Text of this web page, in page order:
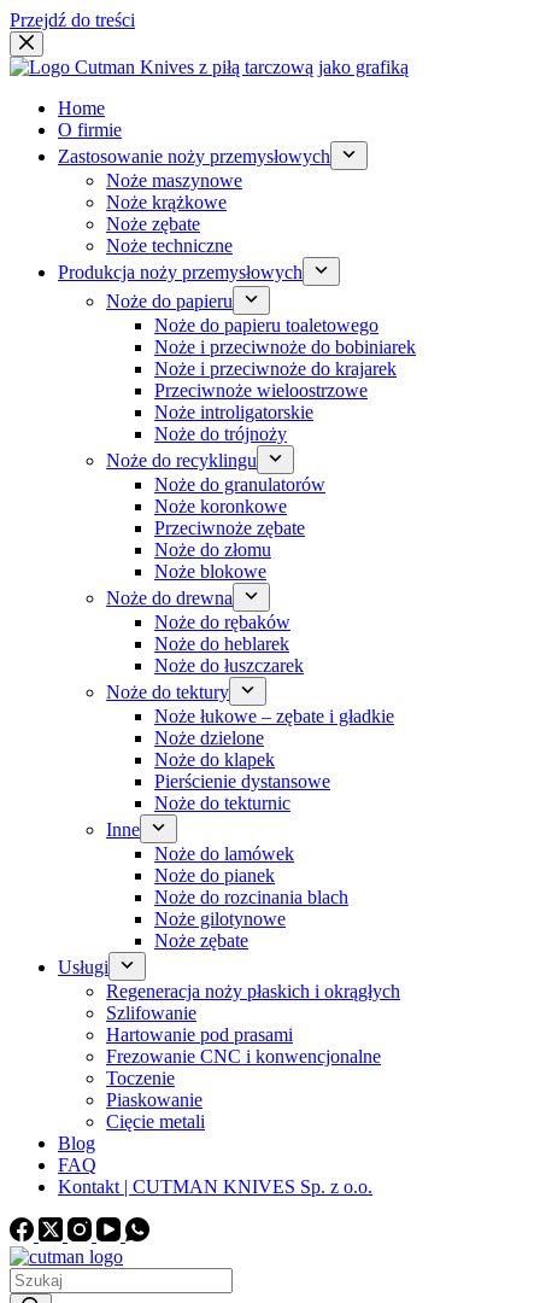
Przejdź do treści
Home
O firmie
Zastosowanie noży przemysłowych
Noże maszynowe
Noże krążkowe
Noże zębate
Noże techniczne
Produkcja noży przemysłowych
Noże do papieru
Noże do papieru toaletowego
Noże i przeciwnoże do bobiniarek
Noże i przeciwnoże do krajarek
Przeciwnoże wieloostrzowe
Noże introligatorskie
Noże do trójnoży
Noże do recyklingu
Noże do granulatorów
Noże koronkowe
Przeciwnoże zębate
Noże do złomu
Noże blokowe
Noże do drewna
Noże do rębaków
Noże do heblarek
Noże do łuszczarek
Noże do tektury
Noże łukowe – zębate i gładkie
Noże dzielone
Noże do klapek
Pierścienie dystansowe
Noże do tekturnic
Inne
Noże do lamówek
Noże do pianek
Noże do rozcinania blach
Noże gilotynowe
Noże zębate
Usługi
Regeneracja noży płaskich i okrągłych
Szlifowanie
Hartowanie pod prasami
Frezowanie CNC i konwencjonalne
Toczenie
Piaskowanie
Cięcie metali
Blog
FAQ
Kontakt | CUTMAN KNIVES Sp. z o.o.